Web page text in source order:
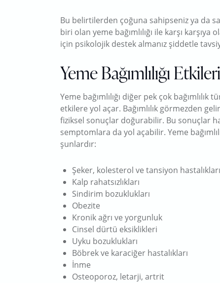
Bu belirtilerden çoğuna sahipseniz ya da
biri olan yeme bağımlılığı ile karşı
için psikolojik destek almanız şiddetle
Yeme Bağımlılığı Etkileri
Yeme bağımlılığı diğer pek çok
etkilere yol açar. Bağımlılık görmezden
fiziksel sonuçlar doğurabilir. Bu sonuçlar
semptomlara da yol açabilir. Yeme
şunlardır:
Şeker, kolesterol ve tansiyon hastalıkları
Kalp rahatsızlıkları
Sindirim bozuklukları
Obezite
Kronik ağrı ve yorgunluk
Cinsel dürtü eksiklikleri
Uyku bozuklukları
Böbrek ve karaciğer hastalıkları
İnme
Osteoporoz, letarji, artrit